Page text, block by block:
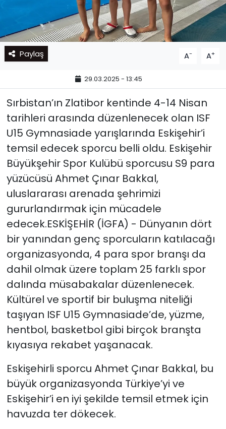
Paylaş A- A+
29.03.2025 - 13:45
Sırbistan’ın Zlatibor kentinde 4-14 Nisan
tarihleri arasında düzenlenecek olan ISF
U15 Gymnasiade yarışlarında Eskişehir’i
temsil edecek sporcu belli oldu. Eskişehir
Büyükşehir Spor Kulübü sporcusu S9 para
yüzücüsü Ahmet Çınar Bakkal,
uluslararası arenada şehrimizi
gururlandırmak için mücadele
edecek.ESKİŞEHİR (İGFA) - Dünyanın dört
bir yanından genç sporcuların katılacağı
organizasyonda, 4 para spor branşı da
dahil olmak üzere toplam 25 farklı spor
dalında müsabakalar düzenlenecek.
Kültürel ve sportif bir buluşma niteliği
taşıyan ISF U15 Gymnasiade’de, yüzme,
hentbol, basketbol gibi birçok branşta
kıyasıya rekabet yaşanacak.
Eskişehirli sporcu Ahmet Çınar Bakkal, bu
büyük organizasyonda Türkiye’yi ve
Eskişehir’i en iyi şekilde temsil etmek için
havuzda ter dökecek.